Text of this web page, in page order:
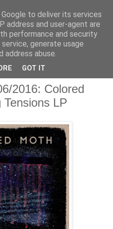
2016: Colored
LP
to deliver its services
address and user-agent are
performance and security
generate usage
abuse.
GOT IT